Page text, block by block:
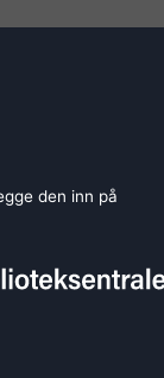
den inn på